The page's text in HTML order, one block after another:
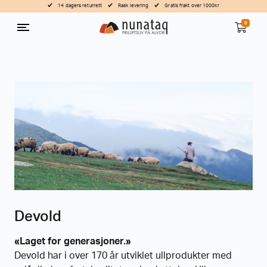
14 dagers returrett Rask levering Gratis frakt over 1000kr
0
Devold
«Laget for generasjoner.»
Devold har i over 170 år utviklet ullprodukter med